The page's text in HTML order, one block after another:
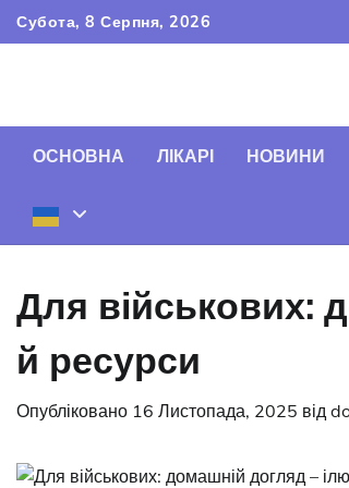
Перейти
до
Субота, 8 Серпня, 2026
ОСНОВНА ЛІКАРІ НОВИНИ
Для військових:
й ресурси
Опубліковано 16 Листопада, 2025 від